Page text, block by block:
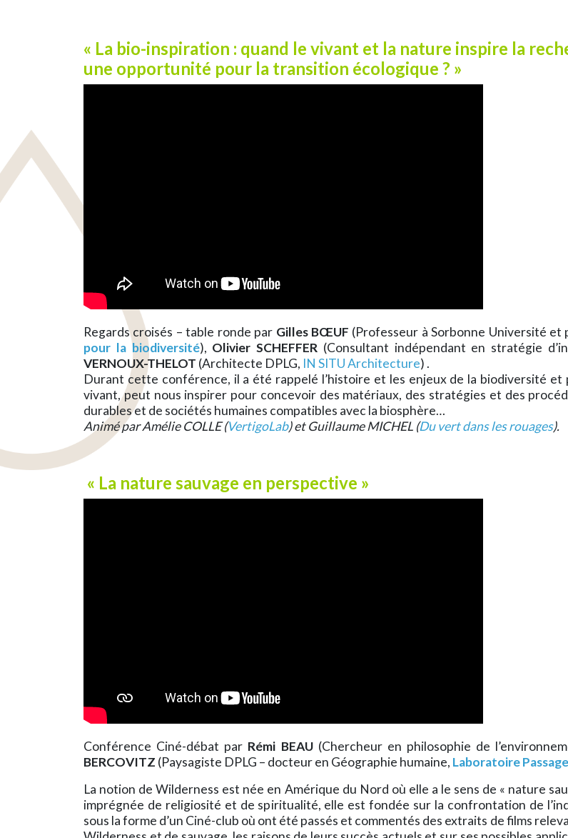
« La bio-inspiration : quand le vivant et la nature inspire la
une opportunité pour la transition écologique ? »
Regards croisés – table ronde par Gilles BŒUF (Professeur à Sorbonne Université et
pour la biodiversité), Olivier SCHEFFER (Consultant indépendant en stratégie
VERNOUX-THELOT (Architecte DPLG, IN SITU Architecture) .
Durant cette conférence, il a été rappelé l’histoire et les enjeux de la biodiversité
vivant, peut nous inspirer pour concevoir des matériaux, des stratégies et des
durables et de sociétés humaines compatibles avec la biosphère…
Animé par Amélie COLLE (VertigoLab) et Guillaume MICHEL (Du vert dans les rouages).
« La nature sauvage en perspective »
Conférence Ciné-débat par Rémi BEAU(Chercheur en philosophie de
BERCOVITZ (Paysagiste DPLG – docteur en Géographie humaine, Laboratoire
La notion de Wilderness est née en Amérique du Nord où elle a le sens de « nature
imprégnée de religiosité et de spiritualité, elle est fondée sur la confrontation de
sous la forme d’un Ciné-club où ont été passés et commentés des extraits de films